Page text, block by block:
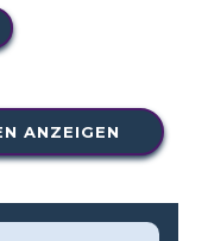
ANZEIGEN